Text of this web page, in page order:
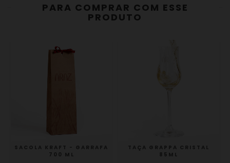
PARA COMPRAR COM ESSE
PRODUTO